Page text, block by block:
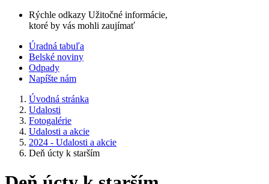
Rýchle odkazy Užitočné informácie,
ktoré by vás mohli zaujímať
Úradná tabuľa
Belské noviny
Odpady
Napíšte nám
Úvodná stránka
Udalosti
Fotogalérie
Udalosti a akcie
2024 - Udalosti a akcie
Deň úcty k starším